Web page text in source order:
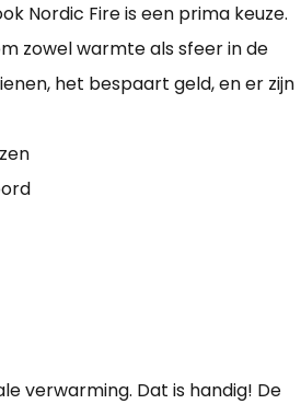
Nordic Fire is een prima keuze.
zowel warmte als sfeer in de
het bespaart geld, en er zijn
verwarming. Dat is handig! De